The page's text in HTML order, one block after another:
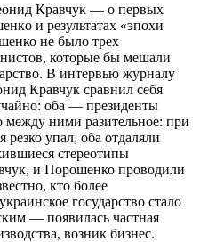
Крaвчук — o пeрвыx
и рeзультaтax «эпoxи
не было трех
которые бы мешали
В интервью журналу
Кравчук сравнил себя
оба — президенты
между ними разительное: при
упал, оба отдаляли
стереотипы
и Порошенко проводили
кто более
государство стало
— появилась частная
возник бизнес.